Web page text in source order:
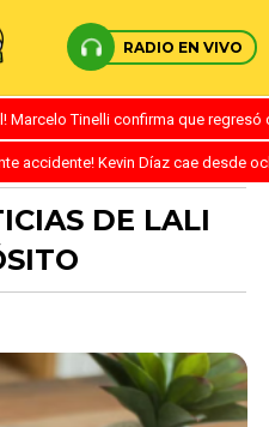
RADIO EN VIVO
Marcelo Tinelli confirma que
accidente! Kevin Díaz cae desde
DE LALI